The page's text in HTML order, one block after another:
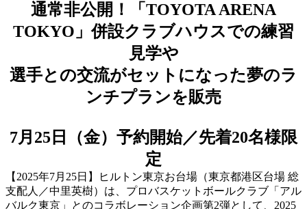
通常非公開！「TOYOTA ARENA
TOKYO」併設クラブハウスでの練習
見学や
選手との交流がセットになった夢のラ
ンチプランを販売
7月25日（金）予約開始／先着20名様限
定
【2025年7月25日】ヒルトン東京お台場（東京都港区台場 総
支配人／中里英樹）は、プロバスケットボールクラブ「アル
バルク東京」とのコラボレーション企画第2弾として、2025